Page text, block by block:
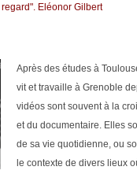
Eléonor Gilbert
Après des études à
vit et travaille à Grenoble
vidéos sont souvent à la
et du documentaire. Elles
de sa vie quotidienne, ou
le contexte de divers lieux